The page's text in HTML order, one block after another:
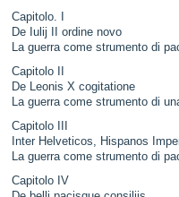
Capitolo. I
De Iulij II ordine novo
La guerra come strumento di
Capitolo II
De Leonis X cogitatione
La guerra come strumento di
Capitolo III
Inter Helveticos, Hispanos
La guerra come strumento di
Capitolo IV